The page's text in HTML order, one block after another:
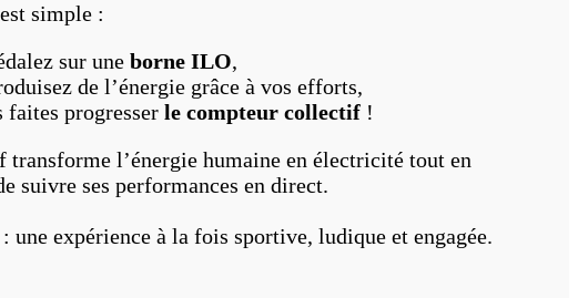
simple :
sur uneborne ILO,
de l’énergie grâce à vos efforts,
faites progresserle compteur collectif !
transforme l’énergie humaine en électricité tout en
suivre ses performances en direct.
une expérience à la fois sportive, ludique et engagée.